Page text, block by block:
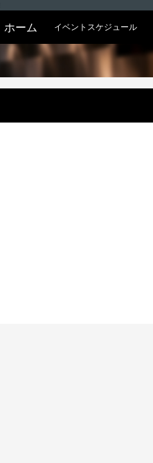
ホーム イベントスケジュール